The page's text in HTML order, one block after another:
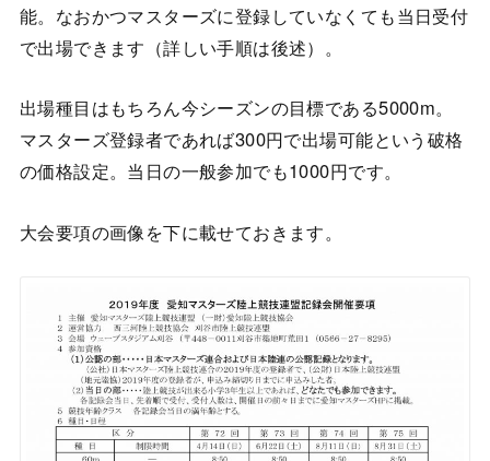
能。なおかつマスターズに登録していなくても当日受付
で出場できます（詳しい手順は後述）。
出場種目はもちろん今シーズンの目標である5000m。
マスターズ登録者であれば300円で出場可能という破格
の価格設定。当日の一般参加でも1000円です。
大会要項の画像を下に載せておきます。